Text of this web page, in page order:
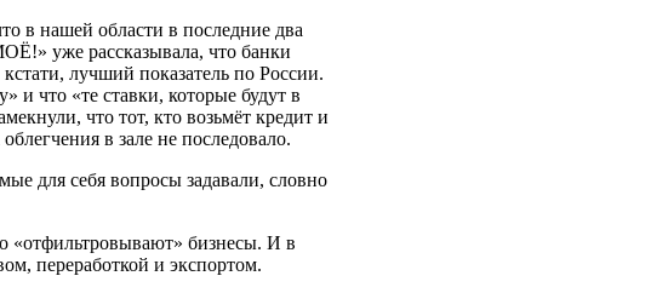
в нашей области в последние два
уже рассказывала, что банки
лучший показатель по России.
и что «те ставки, которые будут в
что тот, кто возьмёт кредит и
в зале не последовало.
для себя вопросы задавали, словно
«отфильтровывают» бизнесы. И в
переработкой и экспортом.